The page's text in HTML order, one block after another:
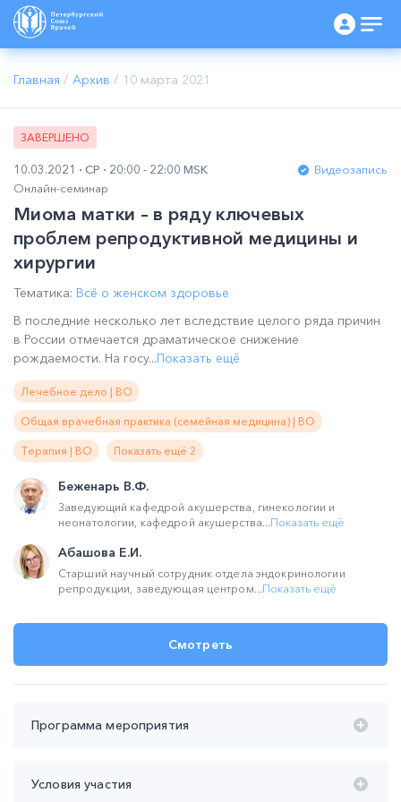
Главная / Архив / 10 марта 2021
ЗАВЕРШЕНО
10.03.2021 СР 20:00 - 22:00 MSK
Видеозапись
Онлайн-семинар
Миома матки – в ряду ключевых
проблем репродуктивной медицины и
хирургии
Тематика: Всё о женском здоровье
В последние несколько лет вследствие целого ряда причин
в России отмечается драматическое снижение
рождаемости. На госу...Показать ещё
Лечебное дело | ВО
Общая врачебная практика (семейная медицина) | ВО
Терапия | ВО Показать ещё 2
Беженарь В.Ф.
Заведующий кафедрой акушерства, гинекологии и
неонатологии, кафедрой акушерства...Показать ещё
Абашова Е.И.
Старший научный сотрудник отдела эндокринологии
репродукции, заведующая центром...Показать ещё
Смотреть
Программа мероприятия
Условия участия